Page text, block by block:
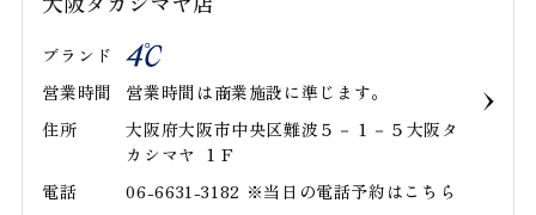
ブランド
営業時間
営業時間は商業施設に準じます。
住所
大阪府大阪市中央区難波５－１－５大阪タ
カシマヤ １Ｆ
電話
06-6631-3182 ※当日の電話予約はこちら